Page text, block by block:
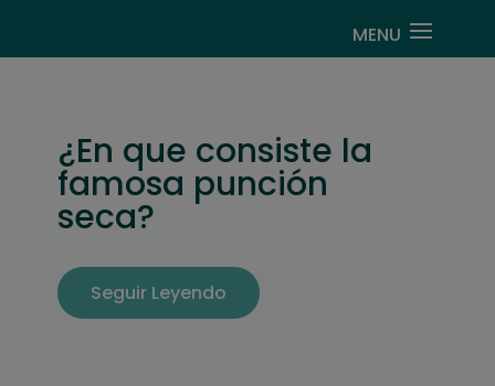
¿En que consiste la
famosa punción
seca?
Seguir Leyendo